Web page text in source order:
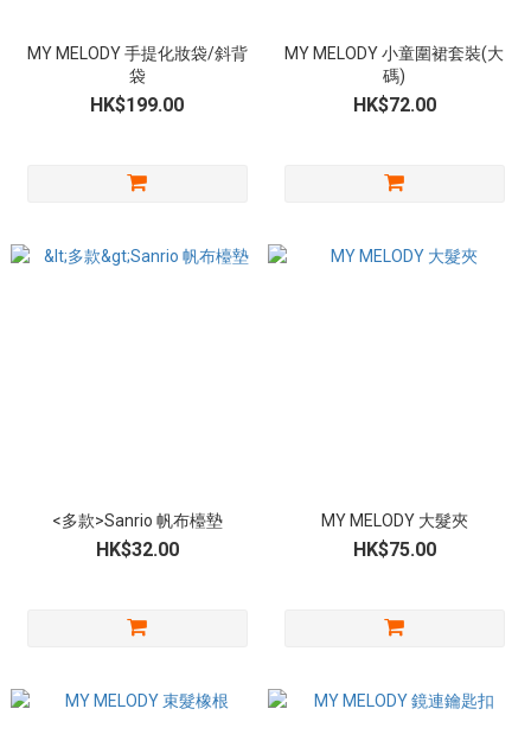
MY MELODY 手提化妝袋/斜背
袋
HK$199.00
MY MELODY 小童圍裙套裝(大
碼)
HK$72.00
<多款>Sanrio 帆布檯墊
HK$32.00
MY MELODY 大髮夾
HK$75.00